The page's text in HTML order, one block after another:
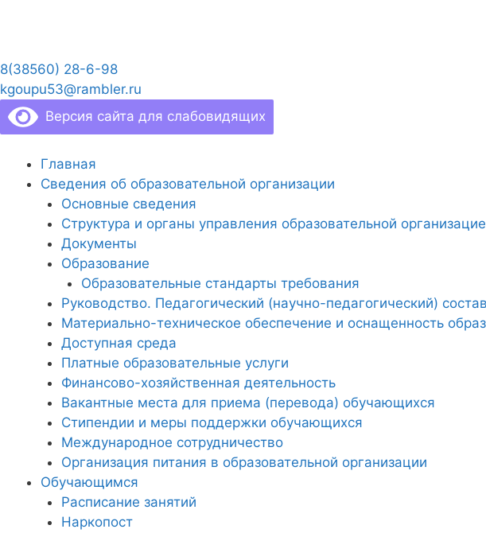
8(38560) 28-6-98
kgoupu53@rambler.ru
Версия сайта для слабовидящих
Главная
Сведения об образовательной организации
Основные сведения
Структура и органы управления образовательной
Документы
Образование
Образовательные стандарты требования
Руководство. Педагогический (научно-педагогический) состав
Материально-техническое обеспечение и оснащенность
Доступная среда
Платные образовательные услуги
Финансово-хозяйственная деятельность
Вакантные места для приема (перевода) обучающихся
Стипендии и меры поддержки обучающихся
Международное сотрудничество
Организация питания в образовательной организации
Обучающимся
Расписание занятий
Наркопост